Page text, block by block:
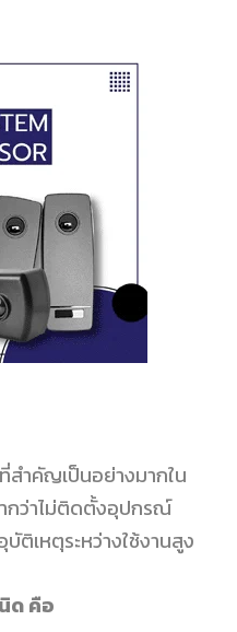
ำคัญเป็นอย่างมากใน
กว่าไม่ติดตั้งอุปกรณ์
บัติเหตุระหว่างใช้งานสูง
ด คือ